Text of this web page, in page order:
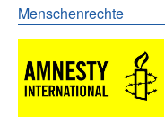
Menschenrechte